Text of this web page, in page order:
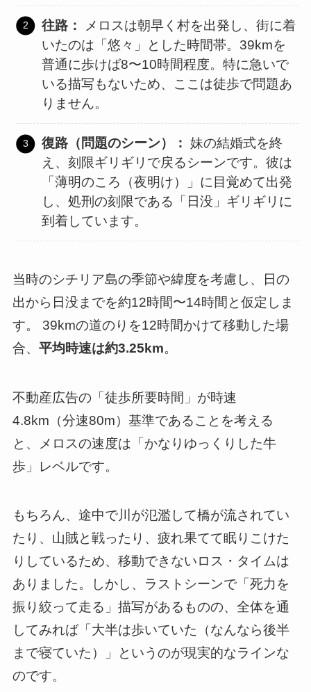
往路：
メロスは朝早く村を出発し、街に着
いたのは「悠々」とした時間帯。39kmを
普通に歩けば8〜10時間程度。特に急いで
いる描写もないため、ここは徒歩で問題あ
りません。
復路（問題のシーン）： 妹の結婚式を終
え、刻限ギリギリで戻るシーンです。彼は
「薄明のころ（夜明け）」に目覚めて出発
し、処刑の刻限である「日没」ギリギリに
到着しています。
当時のシチリア島の季節や緯度を考慮し、日の
出から日没までを約12時間〜14時間と仮定しま
す。 39kmの道のりを12時間かけて移動した場
合、 平均時速は約3.25km。
不動産広告の「徒歩所要時間」が時速
4.8km（分速80m）基準であることを考える
と、メロスの速度は「かなりゆっくりした牛
歩」レベルです。
もちろん、途中で川が氾濫して橋が流されてい
たり、山賊と戦ったり、疲れ果てて眠りこけた
りしているため、移動できないロス・タイムは
ありました。しかし、ラストシーンで「死力を
振り絞って走る」描写があるものの、全体を通
してみれば「大半は歩いていた（なんなら後半
まで寝ていた）」というのが現実的なラインな
のです。